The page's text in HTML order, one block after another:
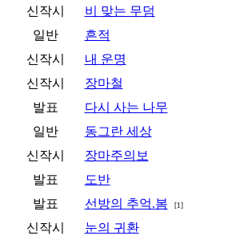
신작시
비 맞는 무덤
일반
흔적
신작시
내 운명
신작시
장마철
발표
다시 사는 나무
일반
동그란 세상
신작시
장마주의보
발표
도반
발표 선방의 추억.봄 [1]
신작시
눈의 귀환